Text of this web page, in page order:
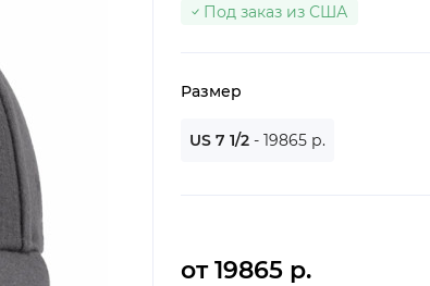
Под заказ из США
Размер
US 7 1/2 - 19865 р.
от 19865 р.